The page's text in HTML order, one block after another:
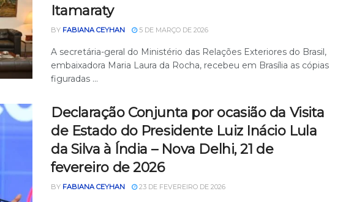
Itamaraty
BY FABIANA CEYHAN 5 DE MARÇO DE 2026
A secretária-geral do Ministério das Relações Exteriores do Brasil,
embaixadora Maria Laura da Rocha, recebeu em Brasília as cópias
figuradas ...
Declaração Conjunta por ocasião da Visita
de Estado do Presidente Luiz Inácio Lula
da Silva à Índia – Nova Delhi, 21 de
fevereiro de 2026
BY FABIANA CEYHAN 23 DE FEVEREIRO DE 2026